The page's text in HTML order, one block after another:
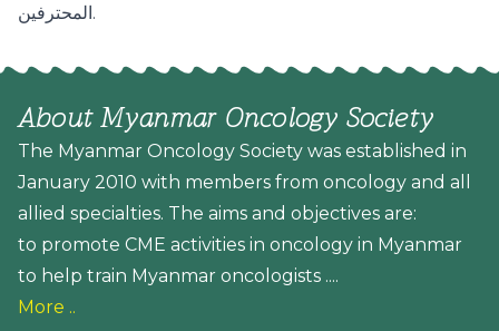
المحترفين.
About Myanmar Oncology Society
The Myanmar Oncology Society was established in
January 2010 with members from oncology and all
allied specialties. The aims and objectives are:
to promote CME activities in oncology in Myanmar
to help train Myanmar oncologists ....
More ..